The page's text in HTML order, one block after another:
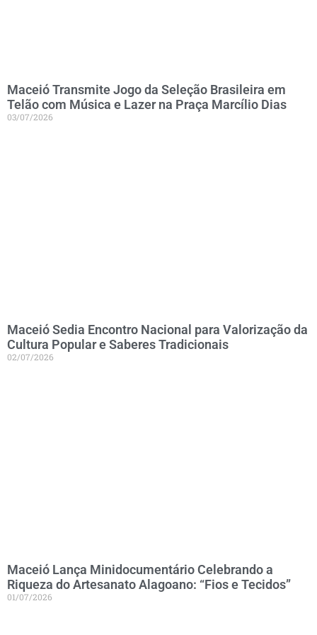
Maceió Transmite Jogo da Seleção Brasileira em
Telão com Música e Lazer na Praça Marcílio Dias
03/07/2026
Maceió Sedia Encontro Nacional para Valorização da
Cultura Popular e Saberes Tradicionais
02/07/2026
Maceió Lança Minidocumentário Celebrando a
Riqueza do Artesanato Alagoano: “Fios e Tecidos”
01/07/2026